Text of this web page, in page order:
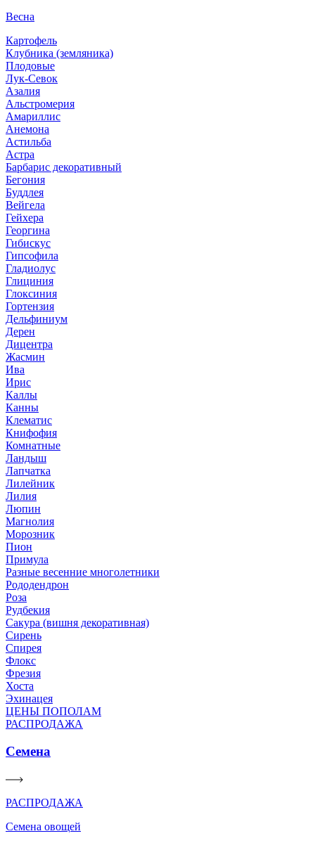
Весна
Картофель
Клубника (земляника)
Плодовые
Лук-Севок
Азалия
Альстромерия
Амариллис
Анемона
Астильба
Астра
Барбарис декоративный
Бегония
Буддлея
Вейгела
Гейхера
Георгина
Гибискус
Гипсофила
Гладиолус
Глициния
Глоксиния
Гортензия
Дельфиниум
Дерен
Дицентра
Жасмин
Ива
Ирис
Каллы
Канны
Клематис
Книфофия
Комнатные
Ландыш
Лапчатка
Лилейник
Лилия
Люпин
Магнолия
Морозник
Пион
Примула
Разные весенние многолетники
Рододендрон
Роза
Рудбекия
Сакура (вишня декоративная)
Сирень
Спирея
Флокс
Фрезия
Хоста
Эхинацея
ЦЕНЫ ПОПОЛАМ
РАСПРОДАЖА
Семена
РАСПРОДАЖА
Семена овощей